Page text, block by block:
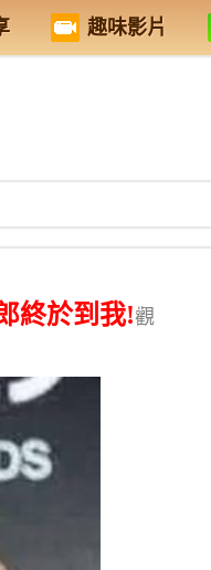
趣味影片
終於到我!觀